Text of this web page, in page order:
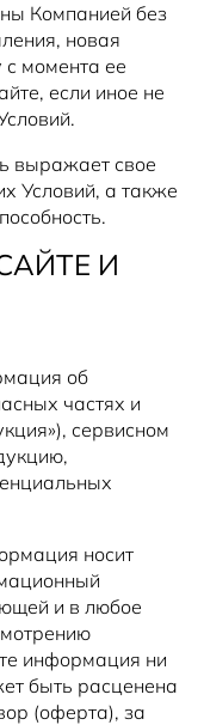
Компанией без
новая
с момента ее
если иное не
выражает свое
Условий, а также
И
об
частях и
сервисном
носит
и в любое
информация ни
быть расценена
(оферта), за